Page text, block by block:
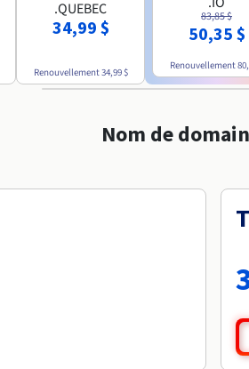
.QUEBEC
34,99 $
Renouvellement34,99 $
83,85 $
50,35 $
Renouvellement
Nom de